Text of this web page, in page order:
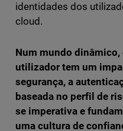
identidades dos
cloud.
Num mundo
utilizador tem um
segurança, a
baseada no perfil de
se imperativa e
uma cultura de